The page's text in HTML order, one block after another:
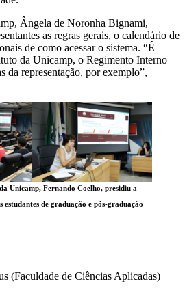
Ângela de Noronha Bignami,
as regras gerais, o calendário de
de como acessar o sistema. “É
da Unicamp, o Regimento Interno
da representação, por exemplo”,
Unicamp, Fernando Coelho, presidiu a
estudantes de graduação e pós-graduação
(Faculdade de Ciências Aplicadas)